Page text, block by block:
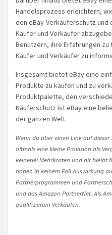
Handelsprozess erleichtern,
den eBay-Verkäuferschutz
Käufer und Verkäufer
Benutzern, ihre Erfahrungen
Käufer und Verkäufer zu
Insgesamt bietet eBay eine
Produkte zu kaufen und zu
Produktpalette, den
Käuferschutz ist eBay eine
der ganzen Welt.
Wenn du über einen Link auf
oftmals eine kleine Provision als
keinerlei Mehrkosten und dir bleibt
haben in keinem Fall Auswirkung
Partnerprogrammen und
und das Amazon PartnerNet. Als
qualifizierten Verkäufen.